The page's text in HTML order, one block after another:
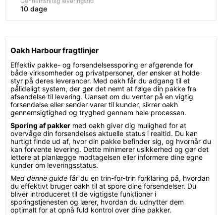
10 dage
Oakh Harbour fragtlinjer
Effektiv pakke- og forsendelsessporing er afgørende for
både virksomheder og privatpersoner, der ønsker at holde
styr på deres leverancer. Med oakh får du adgang til et
pålideligt system, der gør det nemt at følge din pakke fra
afsendelse til levering. Uanset om du venter på en vigtig
forsendelse eller sender varer til kunder, sikrer oakh
gennemsigtighed og tryghed gennem hele processen.
Sporing af pakker med oakh giver dig mulighed for at
overvåge din forsendelses aktuelle status i realtid. Du kan
hurtigt finde ud af, hvor din pakke befinder sig, og hvornår du
kan forvente levering. Dette minimerer usikkerhed og gør det
lettere at planlægge modtagelsen eller informere dine egne
kunder om leveringsstatus.
Med denne guide får du en trin-for-trin forklaring på, hvordan
du effektivt bruger oakh til at spore dine forsendelser. Du
bliver introduceret til de vigtigste funktioner i
sporingstjenesten og lærer, hvordan du udnytter dem
optimalt for at opnå fuld kontrol over dine pakker.